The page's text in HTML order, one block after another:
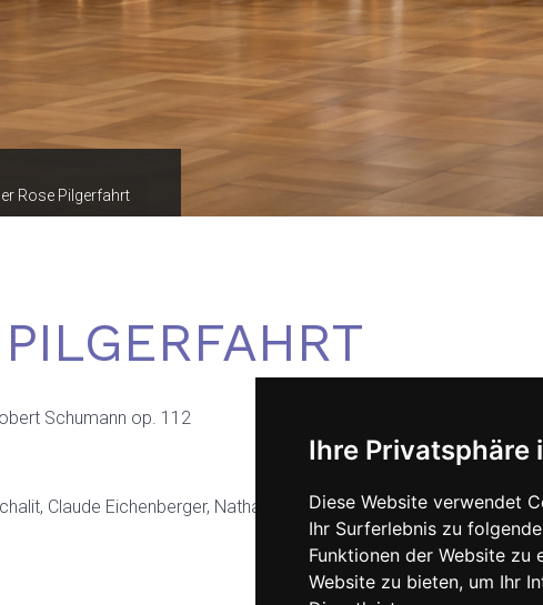
Ihre Privatsphäre
Diese Website verwendet
Ihr Surferlebnis zu
Funktionen der Website zu
Website zu bieten, um Ihr
Rose Pilgerfahrt
Schumann op. 112
Claude Eichenberger, Nathalie Mittelbach, Rolf Romei, René